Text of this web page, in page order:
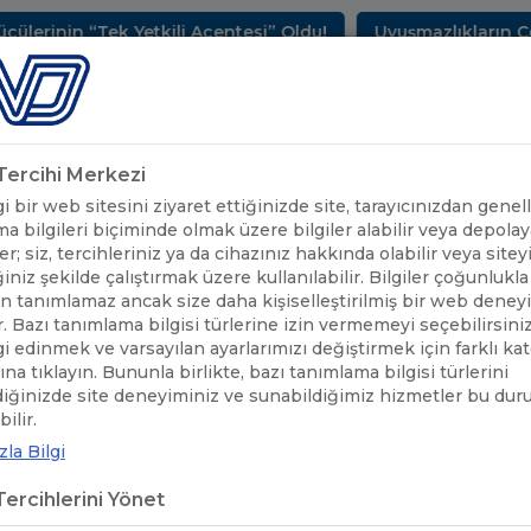
Yetkili Acentesi” Oldu! Uyuşmazlıkların Çözüm
SEKTÖREL BİLGİLER UND YAYINLARI
ÖNEMLİ
DUYURULAR
BULGARİSTAN VE ROMANYA, TUNA NEHRİ
VE ROMANYA, TUNA
Merkezi
bir web sitesini ziyaret ettiğinizde site, tarayıcınızdan
bilgileri biçiminde olmak üzere bilgiler alabilir veya
siz, tercihleriniz ya da cihazınız hakkında olabilir veya siteyi
şekilde çalıştırmak üzere kullanılabilir. Bilgiler
tanımlamaz ancak size daha kişiselleştirilmiş bir web
Bazı tanımlama bilgisi türlerine izin vermemeyi
edinmek ve varsayılan ayarlarımızı değiştirmek için farklı
tıklayın. Bununla birlikte, bazı tanımlama bilgisi türlerini
site deneyiminiz ve sunabildiğimiz hizmetler bu
Bilgi
Yönet